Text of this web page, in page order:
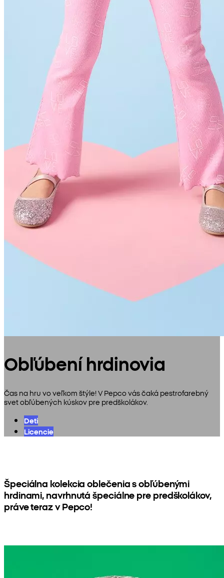
Obľúbení hrdinovia
Čas na hru vo veľkom štýle! V Pepco vás čaká pestrofarebný
svet obľúbených kúskov pre predškolákov.
Deti
Licencie
Špeciálna kolekcia oblečenia s obľúbenými
hrdinami, navrhnutá špeciálne pre predškolákov,
práve teraz v Pepco!